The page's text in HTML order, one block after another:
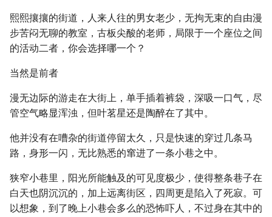
熙熙攘攘的街道，人来人往的男女老少，无拘无束的自由漫
步苦闷无聊的教室，古板尖酸的老师，局限于一个座位之间
的活动二者，你会选择哪一个？
当然是前者
漫无边际的游走在大街上，单手插着裤袋，深吸一口气，尽
管空气略显浑浊，但叶茗星还是陶醉在了其中。
他并没有在嘈杂的街道停留太久，只是快速的穿过几条马
路，身形一闪，无比熟悉的窜进了一条小巷之中。
狭窄小巷里，阳光所能触及的可见度极少，使得整条巷子在
白天也阴沉沉的，加上远离街区，四周更是陷入了死寂。可
以想象，到了晚上小巷会多么的恐怖吓人，不过身在其中的